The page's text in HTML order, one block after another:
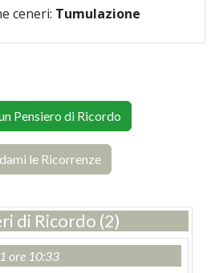
ceneri: Tumulazione
Pensiero di Ricordo
le Ricorrenze
di Ricordo (2)
ore 10:33